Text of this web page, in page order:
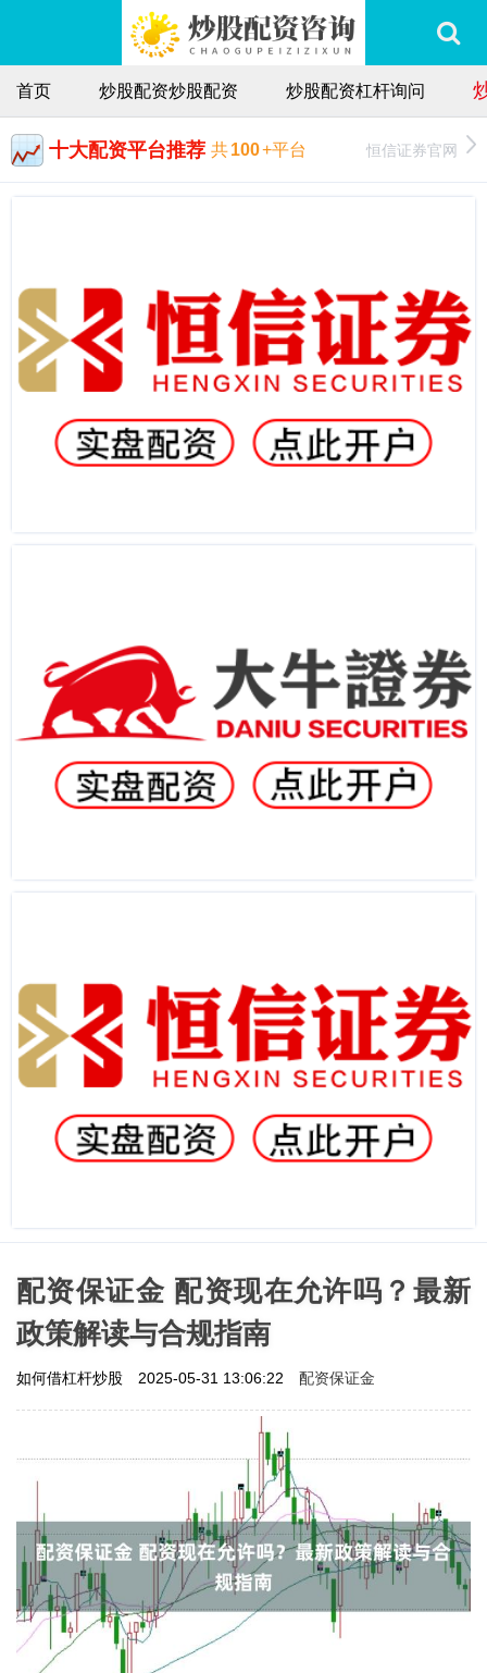
首页 炒股配资炒股配资 炒股配资杠杆询问
十大配资平台推荐 共100+平台 恒信证券官网
配资保证金 配资现在允许吗？最新
政策解读与合规指南
如何借杠杆炒股 2025-05-31 13:06:22 配资保证金